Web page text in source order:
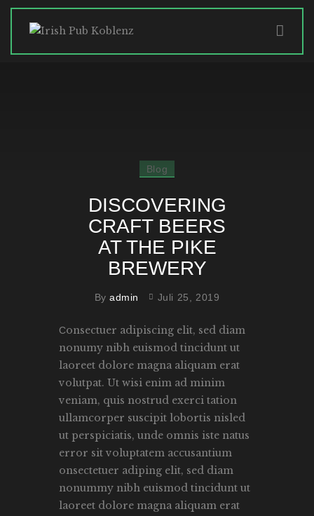
CONTACT
Blog
DISCOVERING
CRAFT BEERS
AT THE PIKE
BREWERY
By admin Juli 25, 2019
Consectuer adipiscing elit, sed diam
nonumy nibh euismod tincidunt ut
laoreet dolore magna aliquam erat
volutpat. Ut wisi enim ad minim
veniam, quis nostrud exerci tation
ullamcorper suscipit lobortis nisled
ut perspiciatis, unde omnis iste natus
error sit voluptatem accusantium
onsectetuer adiping elit, sed diam
nonummy nibh euismod tincidunt ut
laoreet dolore magna aliquam erat